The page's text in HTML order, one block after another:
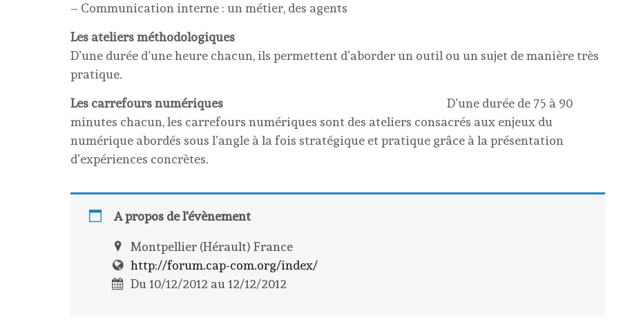
– Communication interne : un métier, des agents
Les ateliers méthodologiques
D’une durée d’une heure chacun, ils permettent d’aborder un outil ou un sujet de manière très
pratique.
Les carrefours numériques
D’une durée de 75 à 90
minutes chacun, les carrefours numériques sont des ateliers consacrés aux enjeux du
numérique abordés sous l’angle à la fois stratégique et pratique grâce à la présentation
d’expériences concrètes.
A propos de l'évènement
Montpellier (Hérault) France
http://forum.cap-com.org/index/
Du 10/12/2012 au 12/12/2012